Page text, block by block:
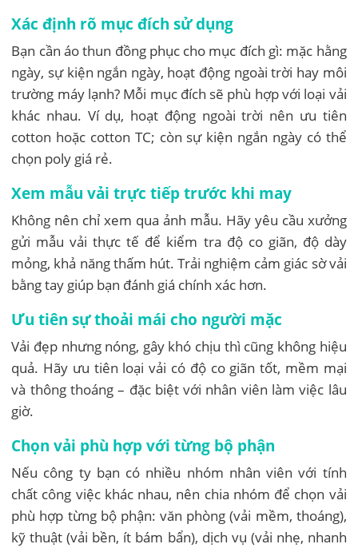
Xác định rõ mục đích sử dụng
Bạn cần áo thun đồng phục cho mục đích gì: mặc hằng
ngày, sự kiện ngắn ngày, hoạt động ngoài trời hay môi
trường máy lạnh? Mỗi mục đích sẽ phù hợp với loại vải
khác nhau. Ví dụ, hoạt động ngoài trời nên ưu tiên
cotton hoặc cotton TC; còn sự kiện ngắn ngày có thể
chọn poly giá rẻ.
Xem mẫu vải trực tiếp trước khi may
Không nên chỉ xem qua ảnh mẫu. Hãy yêu cầu xưởng
gửi mẫu vải thực tế để kiểm tra độ co giãn, độ dày
mỏng, khả năng thấm hút. Trải nghiệm cảm giác sờ vải
bằng tay giúp bạn đánh giá chính xác hơn.
Ưu tiên sự thoải mái cho người mặc
Vải đẹp nhưng nóng, gây khó chịu thì cũng không hiệu
quả. Hãy ưu tiên loại vải có độ co giãn tốt, mềm mại
và thông thoáng – đặc biệt với nhân viên làm việc lâu
giờ.
Chọn vải phù hợp với từng bộ phận
Nếu công ty bạn có nhiều nhóm nhân viên với tính
chất công việc khác nhau, nên chia nhóm để chọn vải
phù hợp từng bộ phận: văn phòng (vải mềm, thoáng),
kỹ thuật (vải bền, ít bám bẩn), dịch vụ (vải nhẹ, nhanh